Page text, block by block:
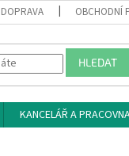
DOPRAVA OBCHODNÍ
HLEDAT
KANCELÁŘ A